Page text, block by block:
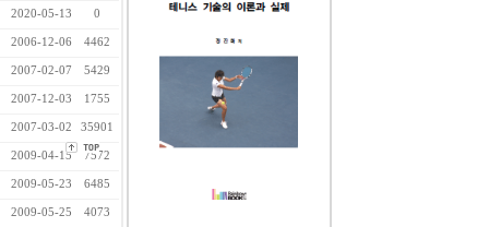
2020-05-13 0
2006-12-06 4462
2007-02-07 5429
2007-12-03 1755
2007-03-02 35901
2009-04-15 7572
2009-05-23 6485
2009-05-25 4073